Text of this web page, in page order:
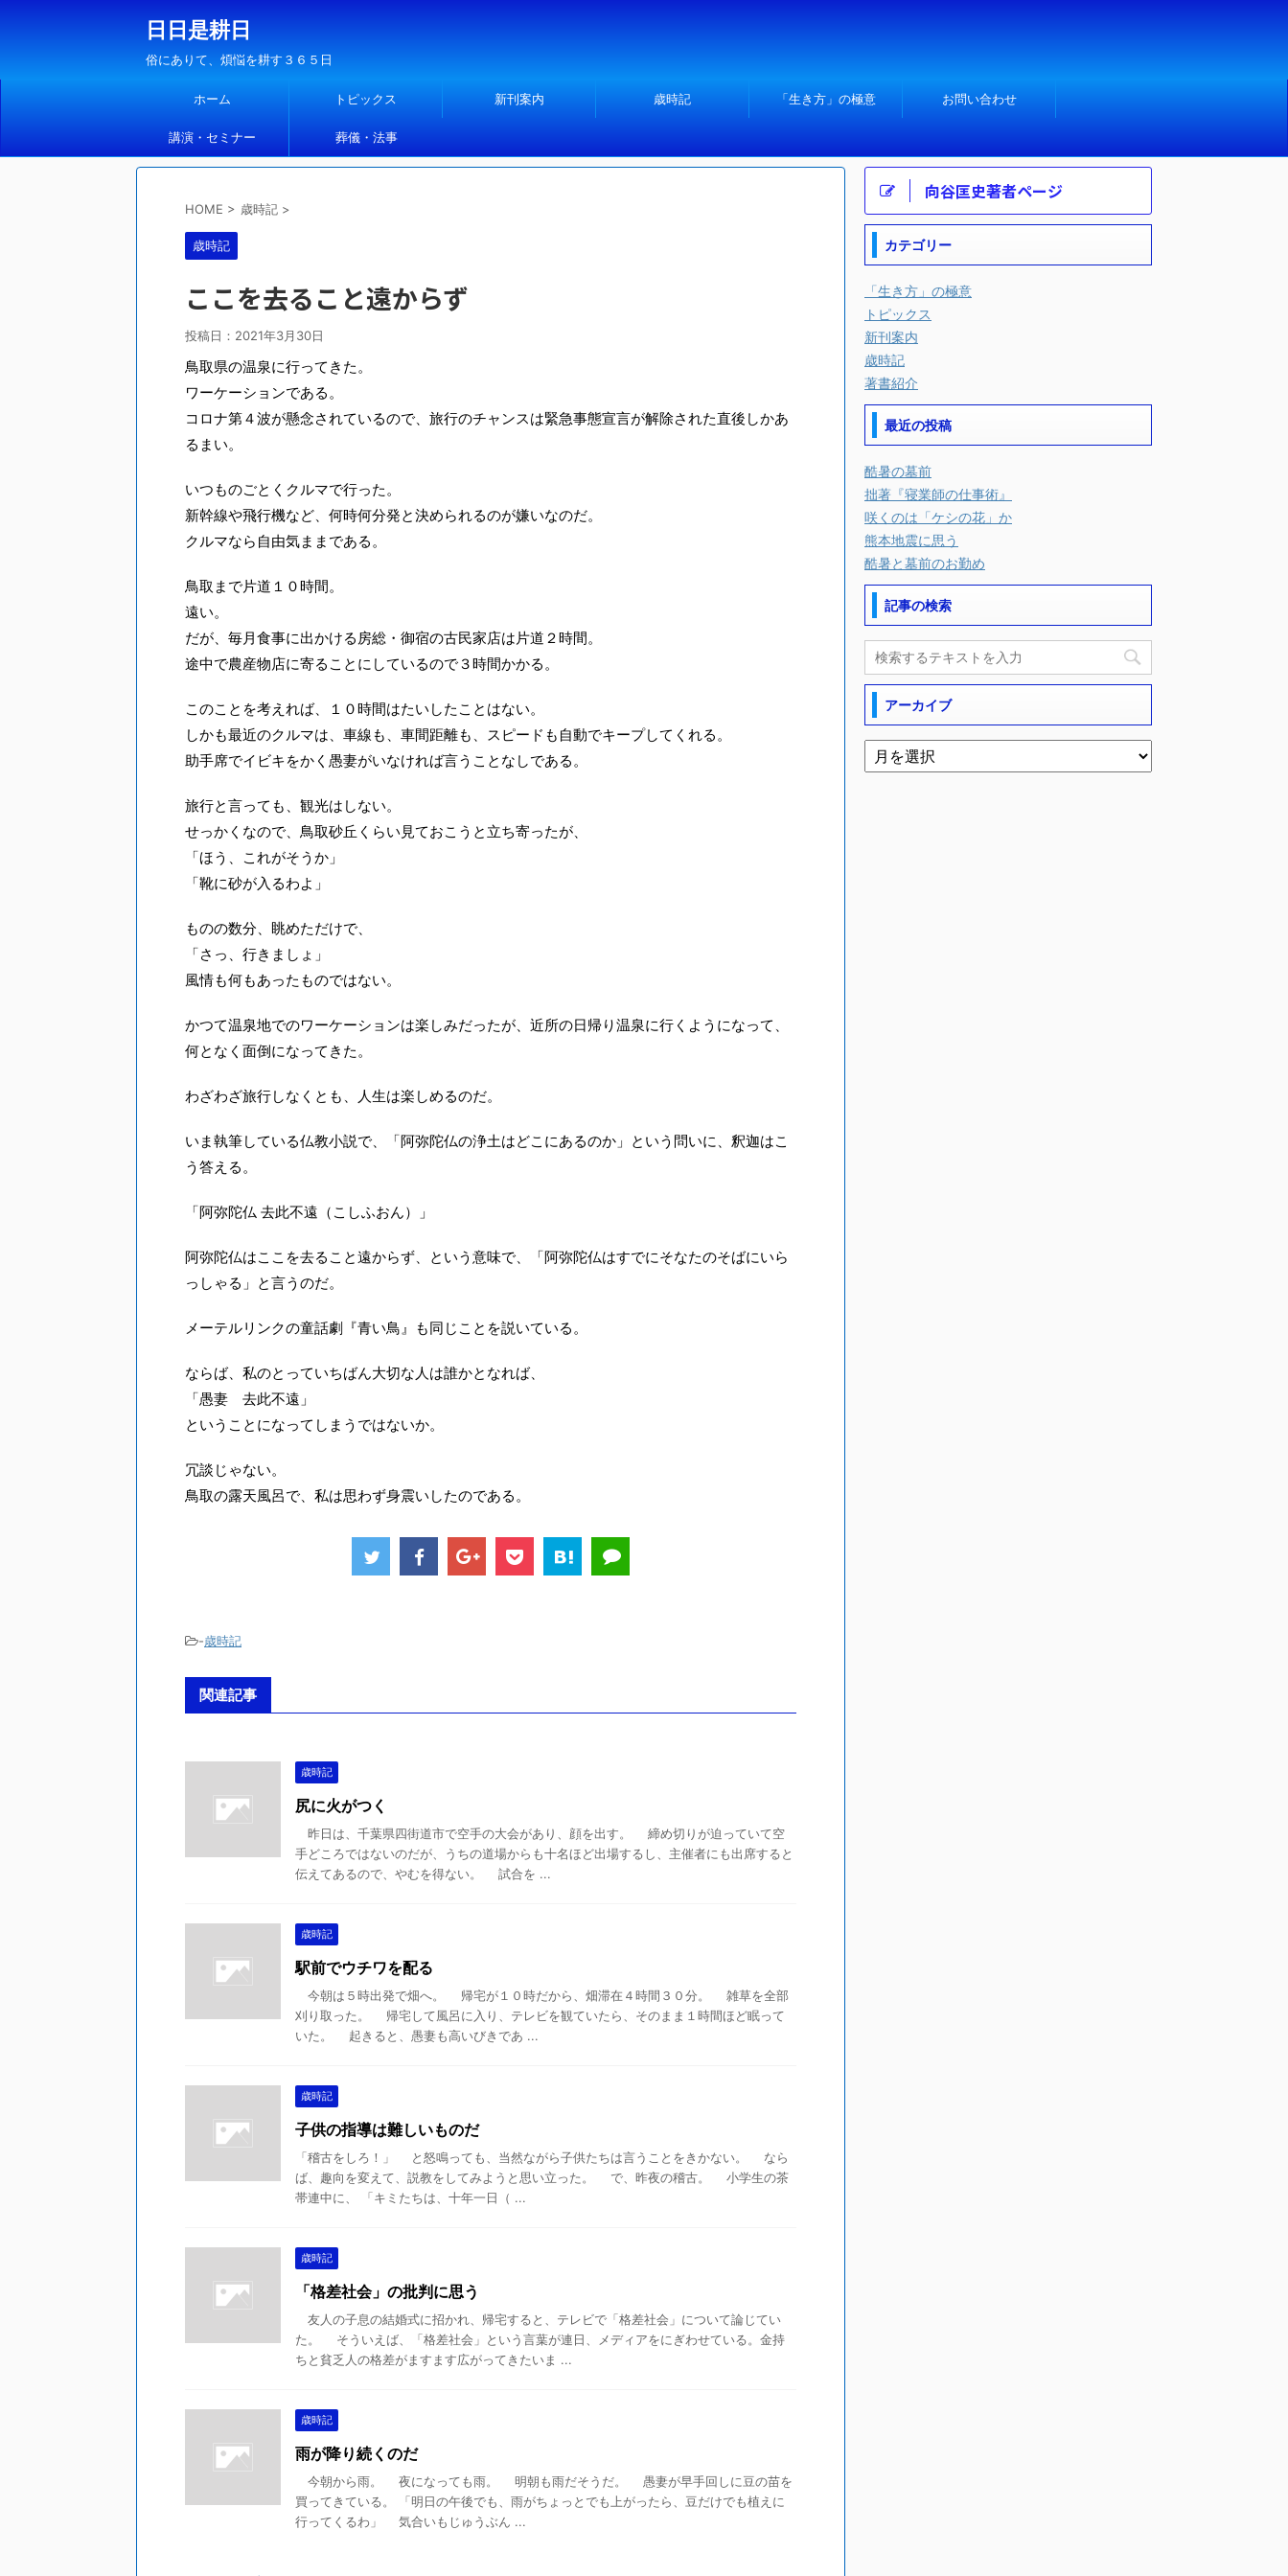
日日是耕日
俗にありて、煩悩を耕す３６５日
ホーム トピックス 新刊案内 歳時記 「生き方」の極意 お問い合わせ
講演・セミナー 葬儀・法事
HOME > 歳時記 >
歳時記
ここを去ること遠からず
投稿日： 2021年3月30日
鳥取県の温泉に行ってきた。
ワーケーションである。
コロナ第４波が懸念されているので、旅行のチャンスは緊急事態宣言が解除された直後しかあ
るまい。
いつものごとくクルマで行った。
新幹線や飛行機など、何時何分発と決められるのが嫌いなのだ。
クルマなら自由気ままである。
鳥取まで片道１０時間。
遠い。
だが、毎月食事に出かける房総・御宿の古民家店は片道２時間。
途中で農産物店に寄ることにしているので３時間かかる。
このことを考えれば、１０時間はたいしたことはない。
しかも最近のクルマは、車線も、車間距離も、スピードも自動でキープしてくれる。
助手席でイビキをかく愚妻がいなければ言うことなしである。
旅行と言っても、観光はしない。
せっかくなので、鳥取砂丘くらい見ておこうと立ち寄ったが、
「ほう、これがそうか」
「靴に砂が入るわよ」
ものの数分、眺めただけで、
「さっ、行きましょ」
風情も何もあったものではない。
かつて温泉地でのワーケーションは楽しみだったが、近所の日帰り温泉に行くようになって、
何となく面倒になってきた。
わざわざ旅行しなくとも、人生は楽しめるのだ。
いま執筆している仏教小説で、「阿弥陀仏の浄土はどこにあるのか」という問いに、釈迦はこ
う答える。
「阿弥陀仏 去此不遠（こしふおん）」
阿弥陀仏はここを去ること遠からず、という意味で、「阿弥陀仏はすでにそなたのそばにいら
っしゃる」と言うのだ。
メーテルリンクの童話劇『青い鳥』も同じことを説いている。
ならば、私のとっていちばん大切な人は誰かとなれば、
「愚妻 去此不遠」
ということになってしまうではないか。
冗談じゃない。
鳥取の露天風呂で、私は思わず身震いしたのである。
-歳時記
関連記事
歳時記
尻に火がつく
昨日は、千葉県四街道市で空手の大会があり、顔を出す。 締め切りが迫っていて空
手どころではないのだが、うちの道場からも十名ほど出場するし、主催者にも出席すると
伝えてあるので、やむを得ない。 試合を ...
歳時記
駅前でウチワを配る
今朝は５時出発で畑へ。 帰宅が１０時だから、畑滞在４時間３０分。 雑草を全部
刈り取った。 帰宅して風呂に入り、テレビを観ていたら、そのまま１時間ほど眠って
いた。 起きると、愚妻も高いびきであ ...
歳時記
子供の指導は難しいものだ
「稽古をしろ！」 と怒鳴っても、当然ながら子供たちは言うことをきかない。 なら
ば、趣向を変えて、説教をしてみようと思い立った。 で、昨夜の稽古。 小学生の茶
帯連中に、 「キミたちは、十年一日（ ...
歳時記
「格差社会」の批判に思う
友人の子息の結婚式に招かれ、帰宅すると、テレビで「格差社会」について論じてい
た。 そういえば、「格差社会」という言葉が連日、メディアをにぎわせている。金持
ちと貧乏人の格差がますます広がってきたいま ...
歳時記
雨が降り続くのだ
今朝から雨。 夜になっても雨。 明朝も雨だそうだ。 愚妻が早手回しに豆の苗を
買ってきている。 「明日の午後でも、雨がちょっとでも上がったら、豆だけでも植えに
行ってくるわ」 気合いもじゅうぶん ...
向谷匡史著者ページ
カテゴリー
「生き方」の極意
トピックス
新刊案内
歳時記
著書紹介
最近の投稿
酷暑の墓前
拙著『寝業師の仕事術』
咲くのは「ケシの花」か
熊本地震に思う
酷暑と墓前のお勤め
記事の検索
アーカイブ